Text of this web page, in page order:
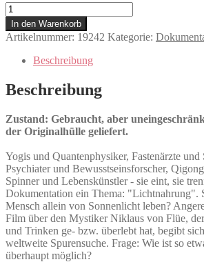
Am
Anfang
war
das
Licht
Menge
In den Warenkorb
Artikelnummer: 19242 Kategorie:
Beschreibung
Beschreibung
Zustand: Gebraucht, aber
der Originalhülle geliefert.
Yogis und Quantenphysiker, Fastenärzte und
Psychiater und Bewusstseinsforscher,
Spinner und Lebenskünstler - sie eint, sie
Dokumentation ein Thema: "Lichtnahrung".
Mensch allein von Sonnenlicht leben?
Film über den Mystiker Niklaus von Flüe,
und Trinken ge- bzw. überlebt hat, begibt
weltweite Spurensuche. Frage: Wie ist so
überhaupt möglich?